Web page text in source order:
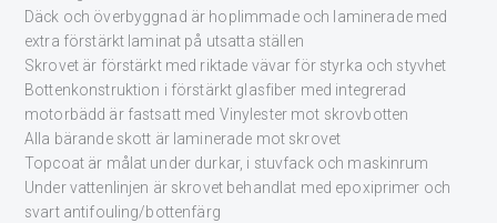
Däck och överbyggnad är hoplimmade och laminerade med
extra förstärkt laminat på utsatta ställen
Skrovet är förstärkt med riktade vävar för styrka och styvhet
Bottenkonstruktion i förstärkt glasfiber med integrerad
motorbädd är fastsatt med Vinylester mot skrovbotten
Alla bärande skott är laminerade mot skrovet
Topcoat är målat under durkar, i stuvfack och maskinrum
Under vattenlinjen är skrovet behandlat med epoxiprimer och
svart antifouling/bottenfärg